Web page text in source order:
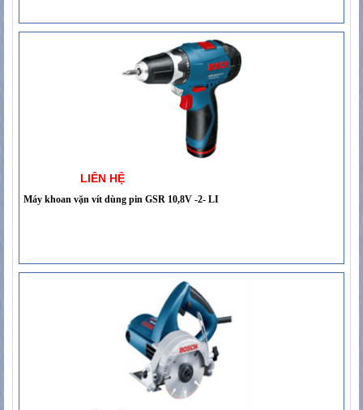
LIÊN HỆ
Máy khoan vặn vít dùng pin GSR 10,8V -2- LI